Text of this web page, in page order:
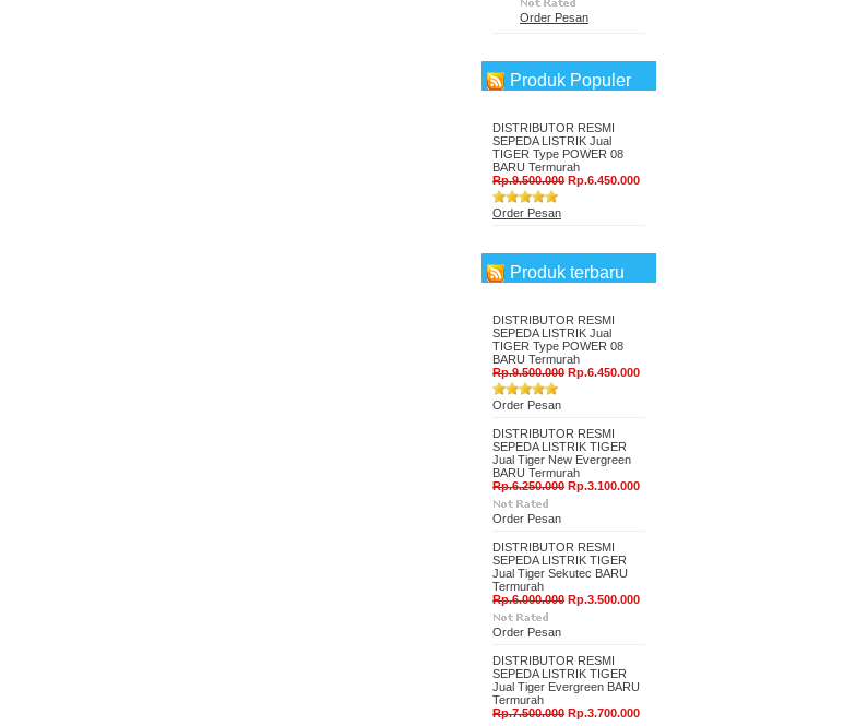
Order Pesan
Produk Populer
DISTRIBUTOR RESMI
SEPEDA LISTRIK Jual
TIGER Type POWER 08
BARU Termurah
Rp.9.500.000 Rp.6.450.000
Order Pesan
Produk terbaru
DISTRIBUTOR RESMI
SEPEDA LISTRIK Jual
TIGER Type POWER 08
BARU Termurah
Rp.9.500.000 Rp.6.450.000
Order Pesan
DISTRIBUTOR RESMI
SEPEDA LISTRIK TIGER
Jual Tiger New Evergreen
BARU Termurah
Rp.6.250.000 Rp.3.100.000
Order Pesan
DISTRIBUTOR RESMI
SEPEDA LISTRIK TIGER
Jual Tiger Sekutec BARU
Termurah
Rp.6.000.000 Rp.3.500.000
Order Pesan
DISTRIBUTOR RESMI
SEPEDA LISTRIK TIGER
Jual Tiger Evergreen BARU
Termurah
Rp.7.500.000 Rp.3.700.000